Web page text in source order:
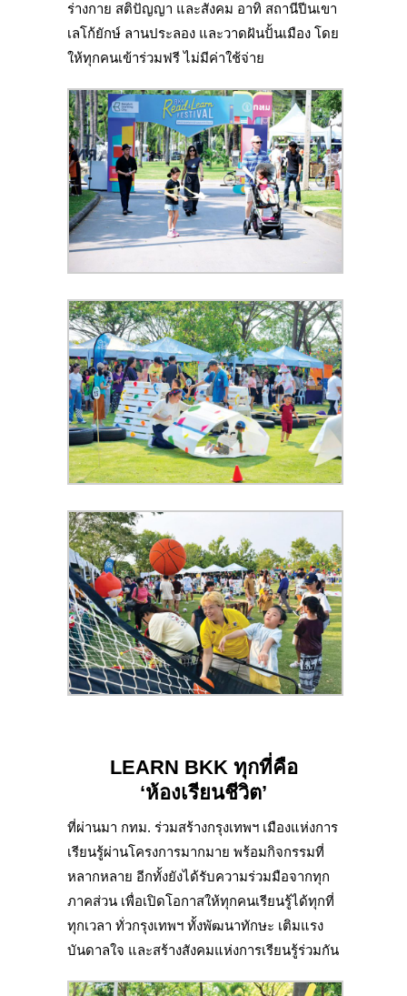
ร่างกาย สติปัญญา และสังคม อาทิ สถานีปีนเขา
เลโก้ยักษ์ ลานประลอง และวาดฝันปั้นเมือง โดย
ให้ทุกคนเข้าร่วมฟรี ไม่มีค่าใช้จ่าย
LEARN BKK ทุกที่คือ
‘ห้องเรียนชีวิต’
ที่ผ่านมา กทม. ร่วมสร้างกรุงเทพฯ เมืองแห่งการ
เรียนรู้ผ่านโครงการมากมาย พร้อมกิจกรรมที่
หลากหลาย อีกทั้งยังได้รับความร่วมมือจากทุก
ภาคส่วน เพื่อเปิดโอกาสให้ทุกคนเรียนรู้ได้ทุกที่
ทุกเวลา ทั่วกรุงเทพฯ ทั้งพัฒนาทักษะ เติมแรง
บันดาลใจ และสร้างสังคมแห่งการเรียนรู้ร่วมกัน